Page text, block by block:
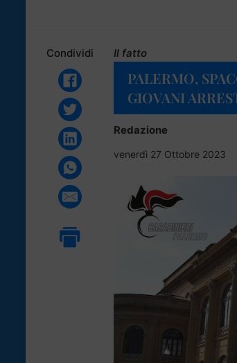
Condividi Il fatto
PALERMO,
GIOVANI
Redazione
venerdì 27 Ottobre 2023